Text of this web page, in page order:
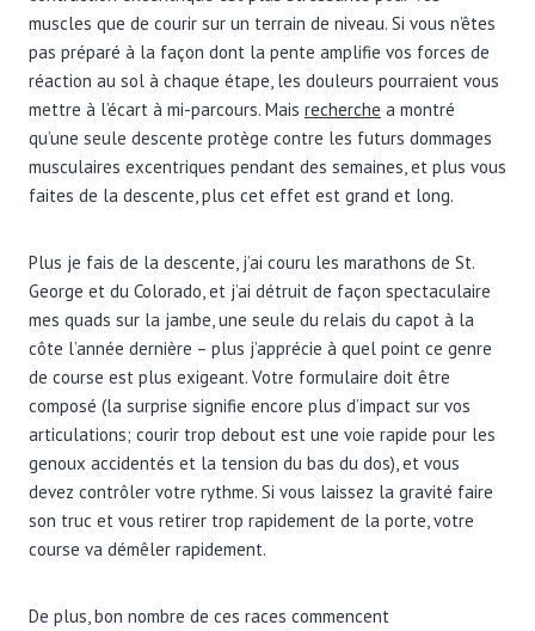
muscles que de courir sur un terrain de niveau. Si vous n’êtes
pas préparé à la façon dont la pente amplifie vos forces de
réaction au sol à chaque étape, les douleurs pourraient vous
mettre à l’écart à mi-parcours. Mais recherche a montré
qu’une seule descente protège contre les futurs dommages
musculaires excentriques pendant des semaines, et plus vous
faites de la descente, plus cet effet est grand et long.
Plus je fais de la descente, j’ai couru les marathons de St.
George et du Colorado, et j’ai détruit de façon spectaculaire
mes quads sur la jambe, une seule du relais du capot à la
côte l’année dernière – plus j’apprécie à quel point ce genre
de course est plus exigeant. Votre formulaire doit être
composé (la surprise signifie encore plus d’impact sur vos
articulations; courir trop debout est une voie rapide pour les
genoux accidentés et la tension du bas du dos), et vous
devez contrôler votre rythme. Si vous laissez la gravité faire
son truc et vous retirer trop rapidement de la porte, votre
course va démêler rapidement.
De plus, bon nombre de ces races commencent